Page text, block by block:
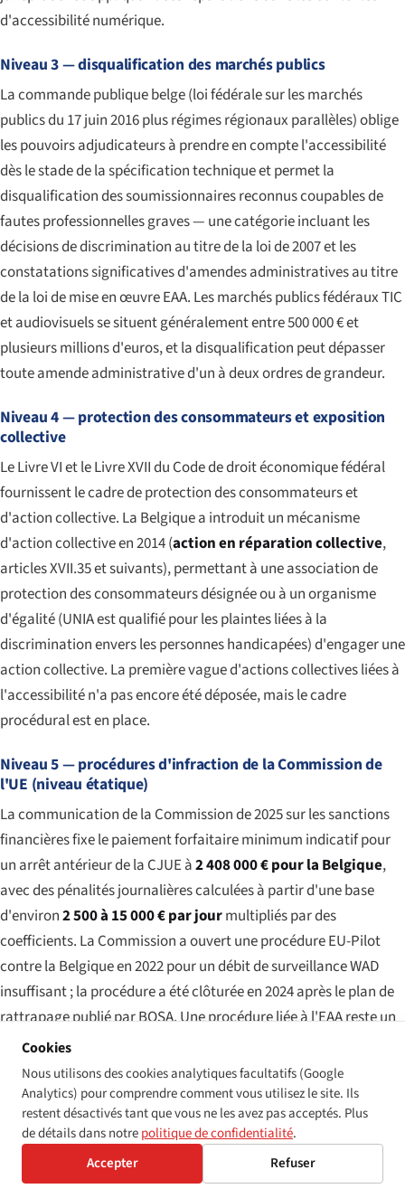
d'accessibilité numérique.
Niveau 3 — disqualification des marchés publics
La commande publique belge (loi fédérale sur les marchés
publics du 17 juin 2016 plus régimes régionaux parallèles) oblige
les pouvoirs adjudicateurs à prendre en compte l'accessibilité
dès le stade de la spécification technique et permet la
disqualification des soumissionnaires reconnus coupables de
fautes professionnelles graves — une catégorie incluant les
décisions de discrimination au titre de la loi de 2007 et les
constatations significatives d'amendes administratives au titre
de la loi de mise en œuvre EAA. Les marchés publics fédéraux TIC
et audiovisuels se situent généralement entre 500 000 € et
plusieurs millions d'euros, et la disqualification peut dépasser
toute amende administrative d'un à deux ordres de grandeur.
Niveau 4 — protection des consommateurs et exposition
collective
Le Livre VI et le Livre XVII du Code de droit économique fédéral
fournissent le cadre de protection des consommateurs et
d'action collective. La Belgique a introduit un mécanisme
d'action collective en 2014 (action en réparation collective,
articles XVII.35 et suivants), permettant à une association de
protection des consommateurs désignée ou à un organisme
d'égalité (UNIA est qualifié pour les plaintes liées à la
discrimination envers les personnes handicapées) d'engager une
action collective. La première vague d'actions collectives liées à
l'accessibilité n'a pas encore été déposée, mais le cadre
procédural est en place.
Niveau 5 — procédures d'infraction de la Commission de
l'UE (niveau étatique)
La communication de la Commission de 2025 sur les sanctions
financières fixe le paiement forfaitaire minimum indicatif pour
un arrêt antérieur de la CJUE à2 408 000 € pour la Belgique,
avec des pénalités journalières calculées à partir d'une base
d'environ2 500 à 15 000 € par jourmultipliés par des
coefficients. La Commission a ouvert une procédure EU-Pilot
contre la Belgique en 2022 pour un débit de surveillance WAD
insuffisant ; la procédure a été clôturée en 2024 après le plan de
rattrapage publié par BOSA. Une procédure liée à l'EAA reste un
risque crédible pour 2026–28.
LA VISION RÉALISTE DU BUDGET POUR 2026
Pour un site web du secteur public fédéral ou régional
belge ne respectant pas la méthodologie de
Cookies
Nous utilisons des cookies analytiques facultatifs (Google
Analytics) pour comprendre comment vous utilisez le site. Ils
restent désactivés tant que vous ne les avez pas acceptés. Plus
de détails dans notrepolitique de confidentialité.
Accepter
Refuser